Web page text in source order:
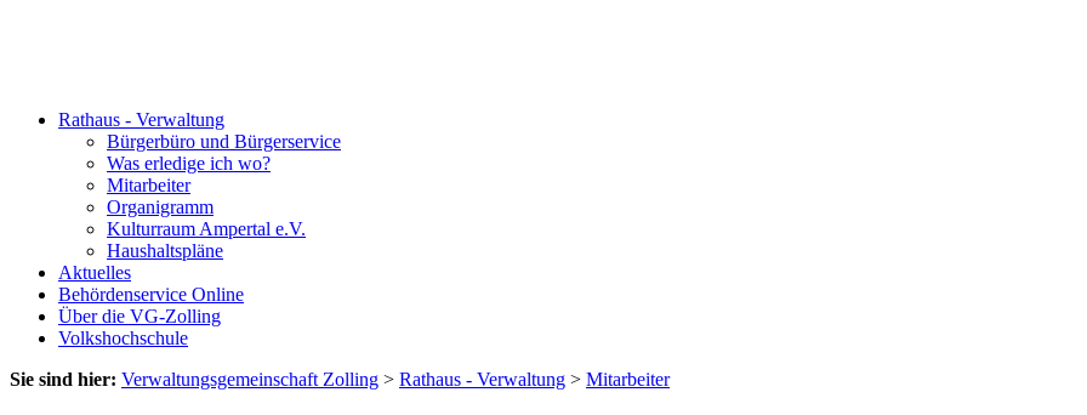
Rathaus - Verwaltung
Bürgerbüro und Bürgerservice
Was erledige ich wo?
Mitarbeiter
Organigramm
Kulturraum Ampertal e.V.
Haushaltspläne
Aktuelles
Behördenservice Online
Über die VG-Zolling
Volkshochschule
Sie sind hier: Verwaltungsgemeinschaft Zolling > Rathaus - Verwaltung > Mitarbeiter